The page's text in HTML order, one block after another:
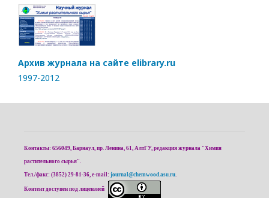
Архив журнала на сайте elibrary.ru
1997-2012
Контакты: 656049, Барнаул, пр. Ленина, 61, АлтГУ, редакция журнала "Химия
растительного сырья".
Тел./факс: (3852) 29-81-36, e-mail: journal@chemwood.asu.ru
Контент доступен под лицензией